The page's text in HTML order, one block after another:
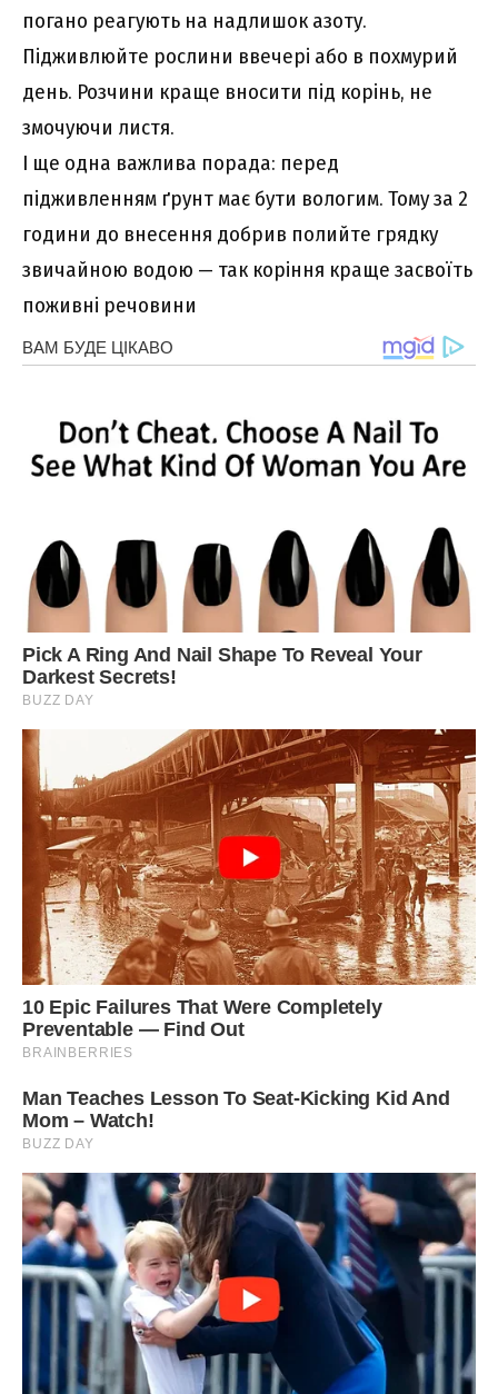
погано реагують на надлишок азоту.
Підживлюйте рослини ввечері або в похмурий
день. Розчини краще вносити під корінь, не
змочуючи листя.
І ще одна важлива порада: перед
підживленням ґрунт має бути вологим. Тому за 2
години до внесення добрив полийте грядку
звичайною водою — так коріння краще засвоїть
поживні речовини